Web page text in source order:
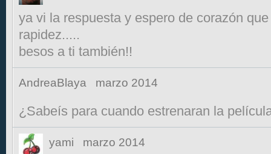
ya vi la respuesta y espero de corazón
rapidez.....
besos a ti también!!
AndreaBlaya marzo 2014
¿Sabeís para cuando estrenaran la
yami marzo 2014